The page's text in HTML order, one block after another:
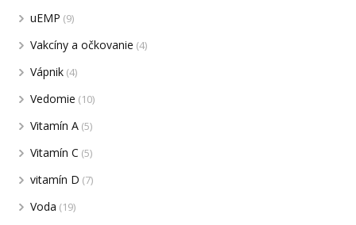
uEMP (9)
Vakcíny a očkovanie (4)
Vápnik (4)
Vedomie (10)
Vitamín A (5)
Vitamín C (5)
vitamín D (7)
Voda (19)